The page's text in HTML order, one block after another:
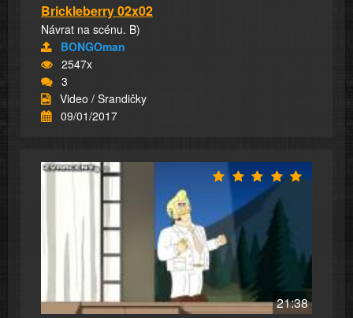
Brickleberry 02x02
Návrat na scénu. B)
BONGOman
2547x
3
Video / Srandičky
09/01/2017
21:38